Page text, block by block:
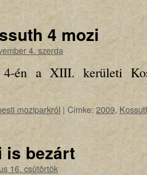
4 mozi
4. szerda
4-én a XIII. kerületi
moziparkról | Címke: 2009,
is bezárt
16. csütörtök